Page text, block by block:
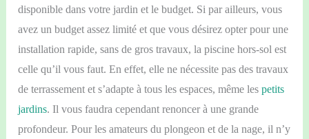
disponible dans votre jardin et le budget. Si par ailleurs, vous
avez un budget assez limité et que vous désirez opter pour une
installation rapide, sans de gros travaux, la piscine hors-sol est
celle qu’il vous faut. En effet, elle ne nécessite pas des travaux
de terrassement et s’adapte à tous les espaces, même lespetits
jardins. Il vous faudra cependant renoncer à une grande
profondeur. Pour les amateurs du plongeon et de la nage, il n’y